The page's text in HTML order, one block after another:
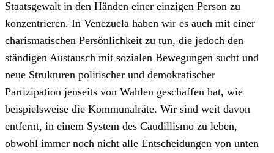
Staatsgewalt in den Händen einer einzigen Person zu
konzentrieren. In Venezuela haben wir es auch mit einer
charismatischen Persönlichkeit zu tun, die jedoch den
ständigen Austausch mit sozialen Bewegungen sucht und
neue Strukturen politischer und demokratischer
Partizipation jenseits von Wahlen geschaffen hat, wie
beispielsweise die Kommunalräte. Wir sind weit davon
entfernt, in einem System des Caudillismo zu leben,
obwohl immer noch nicht alle Entscheidungen von unten